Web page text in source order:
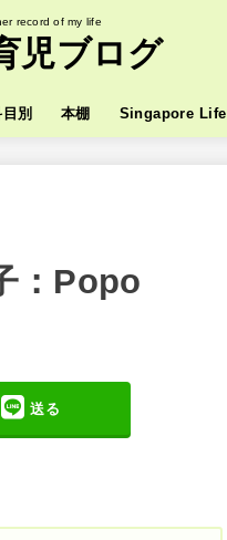
record of my life
児ブログ
別 本棚 Singapore Life
：Popo
送る